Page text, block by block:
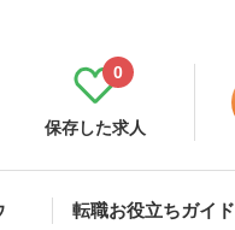
保存した求人
0
転職お役立ちガイド